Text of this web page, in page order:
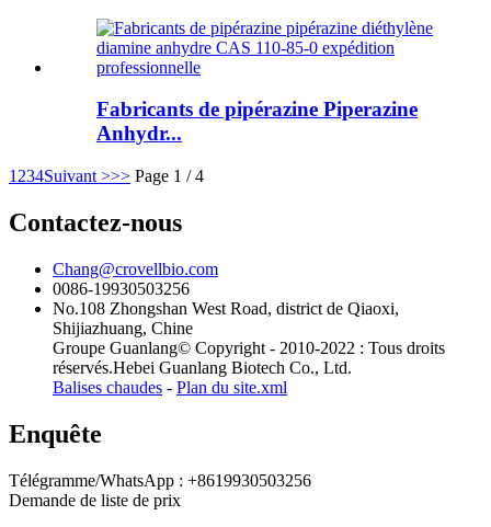
Fabricants de pipérazine Piperazine
Anhydr...
1 234Suivant >>> Page 1 / 4
Contactez-nous
Chang@crovellbio.com
0086-19930503256
No.108 Zhongshan West Road, district de Qiaoxi,
Shijiazhuang, Chine
Groupe Guanlang© Copyright - 2010-2022 : Tous droits
réservés.Hebei Guanlang Biotech Co., Ltd.
Balises chaudes - Plan du site.xml
Enquête
Télégramme/WhatsApp : +8619930503256
Demande de liste de prix